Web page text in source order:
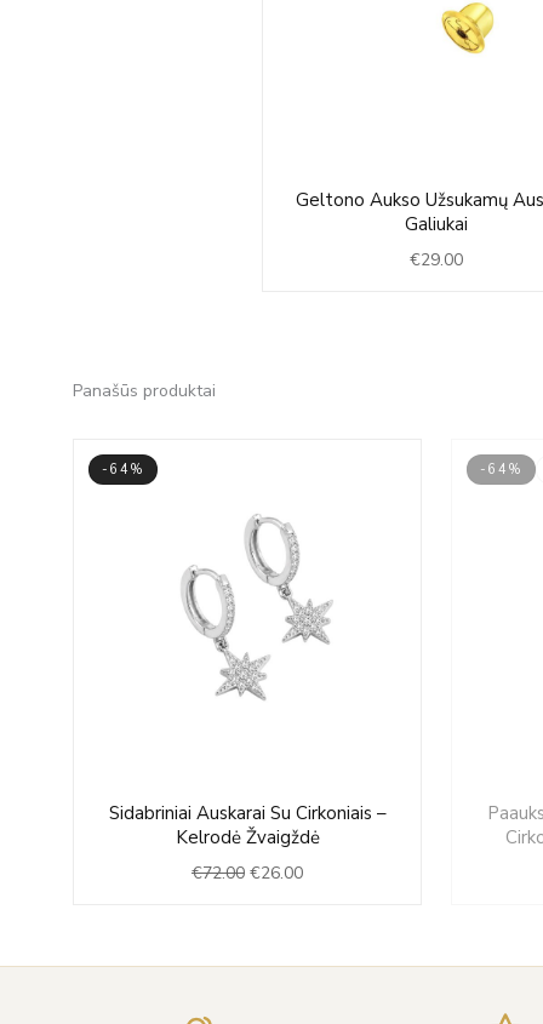
Geltono Aukso Užsukamų
Galiukai
€29.00
Panašūs produktai
-64%
Sidabriniai Auskarai Su Cirkoniais –
Kelrodė Žvaigždė
€72.00
price
was:
€72.00.
€26.00
price
€26.00.
-64%